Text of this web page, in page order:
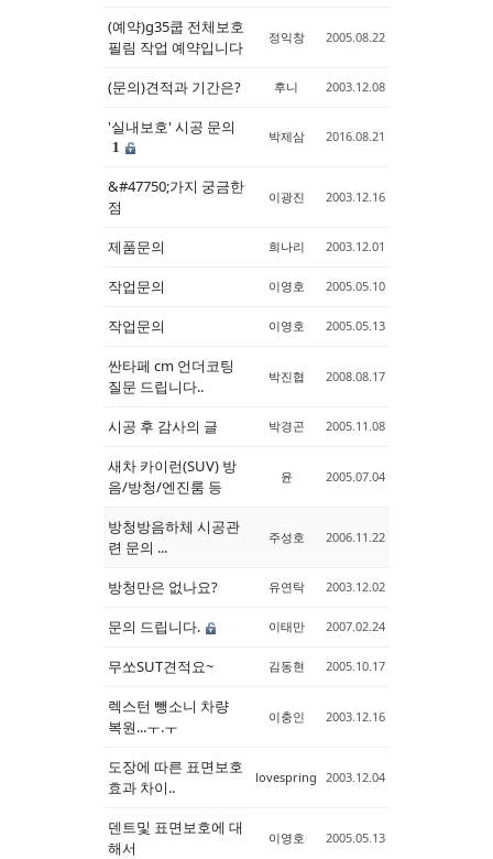
(예약)g35쿱 전체보호
필림 작업 예약입니다
정익창 2005.08.22
(문의)견적과 기간은? 후니 2003.12.08
'실내보호' 시공 문의
1
박제삼 2016.08.21
&#47750;가지 궁금한
점
이광진 2003.12.16
제품문의 희나리 2003.12.01
작업문의 이영호 2005.05.10
작업문의 이영호 2005.05.13
싼타페 cm 언더코팅
질문 드립니다..
박진협 2008.08.17
시공 후 감사의 글 박경곤 2005.11.08
새차 카이런(SUV) 방
음/방청/엔진룸 등
윤 2005.07.04
방청방음하체 시공관
련 문의 ...
주성호 2006.11.22
방청만은 없나요? 유연탁 2003.12.02
문의 드립니다. 이태만 2007.02.24
무쏘SUT견적요~ 김동현 2005.10.17
렉스턴 뺑소니 차량
복원...ㅜ.ㅜ
이충인 2003.12.16
도장에 따른 표면보호
효과 차이..
lovespring 2003.12.04
덴트및 표면보호에 대
해서
이영호 2005.05.13